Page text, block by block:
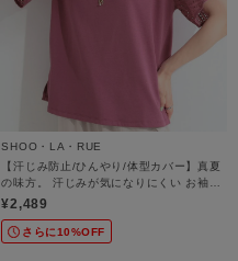
SHOO・LA・RUE
【汗じみ防止/ひんやり/体型カバー】真夏
の味方。 汗じみが気になりにくい お袖レ
ースフレアTシャツ
¥2,489
さらに10%OFF